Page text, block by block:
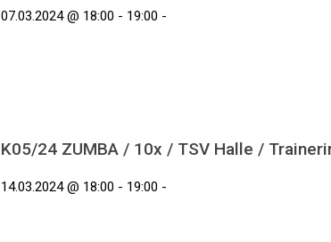
07.03.2024 @ 18:00 - 19:00 -
K05/24 ZUMBA / 10x / TSV Halle /
14.03.2024 @ 18:00 - 19:00 -